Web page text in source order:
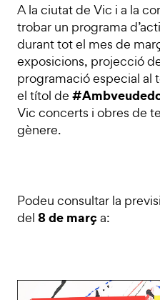
A la ciutat de Vic i a la
trobar un programa
durant tot el mes de
exposicions, projecció
programació especial al
el títol de
Vic concerts i obres de
gènere.
Podeu consultar la
del 8 de marça: